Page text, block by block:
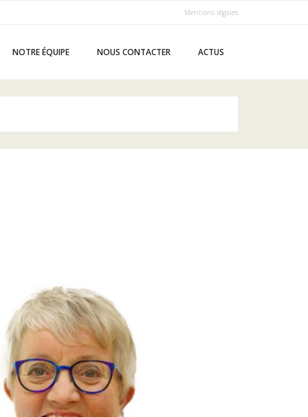
Mentions légales
NOTRE ÉQUIPE NOUS CONTACTER ACTUS